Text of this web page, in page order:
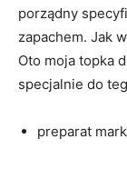
porządny
zapachem. Jak
Oto moja topka
specjalnie do
preparat